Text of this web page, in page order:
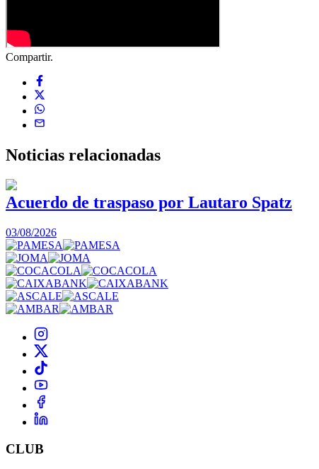
Compartir.
Noticias relacionadas
Acuerdo de traspaso por Lautaro Spatz
03/08/2026
CLUB